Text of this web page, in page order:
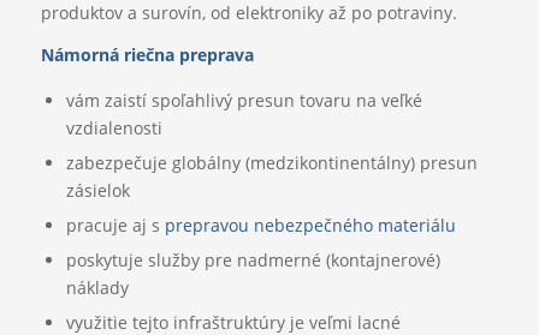
produktov a surovín, od elektroniky až po potraviny.
Námorná riečna preprava
vám zaistí spoľahlivý presun tovaru na veľké
vzdialenosti
zabezpečuje globálny (medzikontinentálny) presun
zásielok
pracuje aj s prepravou nebezpečného materiálu
poskytuje služby pre nadmerné (kontajnerové)
náklady
využitie tejto infraštruktúry je veľmi lacné